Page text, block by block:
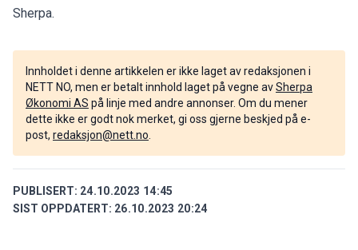
Sherpa.
Innholdet i denne artikkelen er ikke laget av redaksjonen i
NETT NO, men er betalt innhold laget på vegne avSherpa
Økonomi AS på linje med andre annonser. Om du mener
dette ikke er godt nok merket, gi oss gjerne beskjed på e-
post, redaksjon@nett.no.
PUBLISERT: 24.10.2023 14:45
SIST OPPDATERT: 26.10.2023 20:24